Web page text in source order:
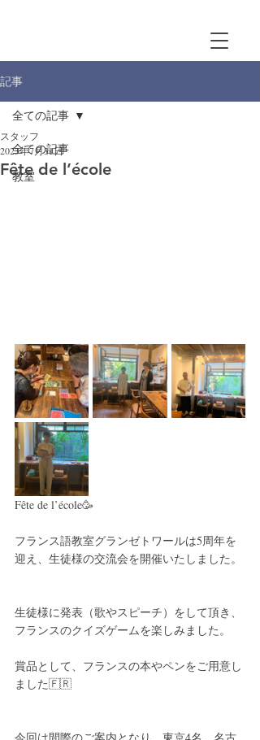
記事
全ての記事
教室
全ての記事
Fête de l’école
スタッフ
2023年7月31日
Fête de l’école🥳
フランス語教室グランゼトワールは5周年を
迎え、生徒様の交流会を開催いたしました。
生徒様に発表（歌やスピーチ）をして頂き、
フランスのクイズゲームを楽しみました。
賞品として、フランスの本やペンをご用意し
ました🇫🇷
今回は間際のご案内となり、東京4名、名古